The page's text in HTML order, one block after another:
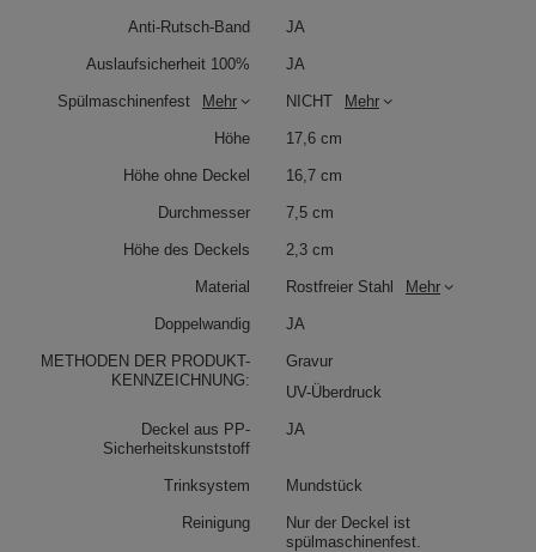
Anti-Rutsch-Band JA
Auslaufsicherheit 100% JA
Spülmaschinenfest Mehr NICHT Mehr
Höhe 17,6 cm
Höhe ohne Deckel 16,7 cm
Durchmesser 7,5 cm
Höhe des Deckels 2,3 cm
Material Rostfreier Stahl Mehr
Doppelwandig JA
METHODEN DER PRODUKT-
KENNZEICHNUNG:
Gravur
UV-Überdruck
Deckel aus PP-
Sicherheitskunststoff
JA
Trinksystem Mundstück
Reinigung
Nur der Deckel ist
spülmaschinenfest.